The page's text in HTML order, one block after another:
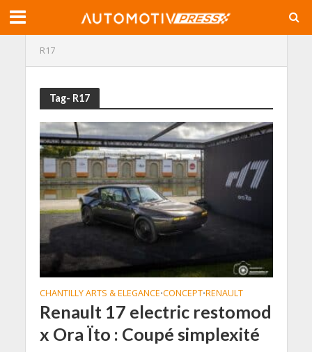
R17
Tag- R17
CHANTILLY ARTS & ELEGANCE•CONCEPT•RENAULT
Renault 17 electric restomod
x Ora Ïto : Coupé simplexité